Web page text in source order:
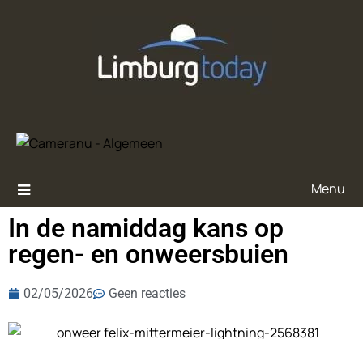
Menu
In de namiddag kans op
regen- en onweersbuien
02/05/2026 Geen reacties